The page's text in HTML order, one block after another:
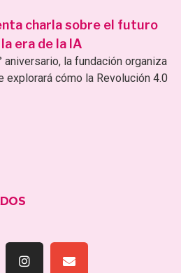
charla sobre el futuro
era de la IA
aniversario, la fundación organiza
explorará cómo la Revolución 4.0